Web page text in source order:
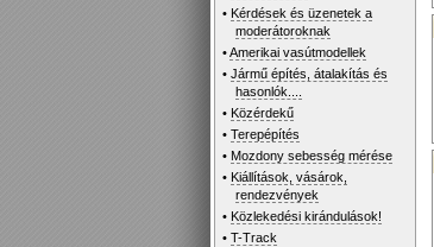
• Kérdések és üzenetek a
moderátoroknak
•Amerikai vasútmodellek
•Jármű építés, átalakítás és
hasonlók....
• Közérdekű
•Terepépítés
• Mozdony sebesség mérése
• Kiállítások, vásárok,
rendezvények
• Közlekedési kirándulások!
•T-Track